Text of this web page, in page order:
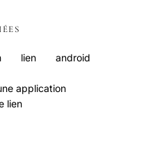
lien android
application
lien